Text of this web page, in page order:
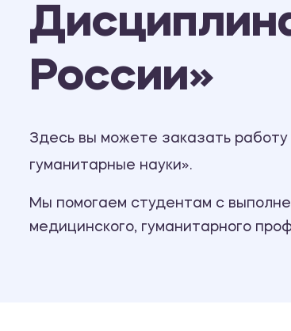
России»
Здесь вы можете заказать
гуманитарные науки».
Мы помогаем студентам с
медицинского, гуманитарного